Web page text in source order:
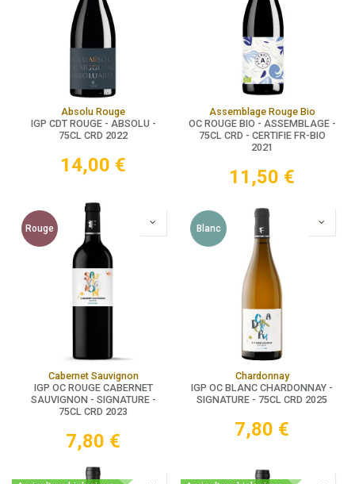
Absolu Rouge
IGP CDT ROUGE - ABSOLU -
75CL CRD 2022
14,00 €
Assemblage Rouge Bio
OC ROUGE BIO - ASSEMBLAGE -
75CL CRD - CERTIFIE FR-BIO
2021
11,50 €
Rouge
Cabernet Sauvignon
IGP OC ROUGE CABERNET
SAUVIGNON - SIGNATURE -
75CL CRD 2023
7,80 €
Blanc
Chardonnay
IGP OC BLANC CHARDONNAY -
SIGNATURE - 75CL CRD 2025
7,80 €